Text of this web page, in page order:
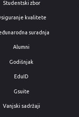
Studentski zbor
kvalitete
suradnja
Alumni
Godišnjak
EduID
Gsuite
Vanjski sadržaji